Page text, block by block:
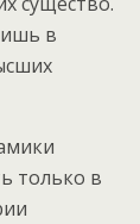
в
только в